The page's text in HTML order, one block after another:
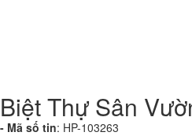
Biệt Thự Sân
- Mã số tin: HP-103263